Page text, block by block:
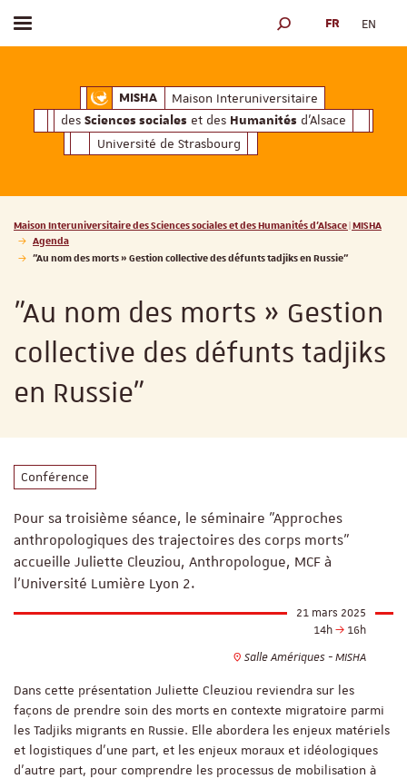
MISHAMaison Interuniversitaire des
Maison Interuniversitaire
des Sciences sociales et des Humanités d'Alsace
Université de Strasbourg
Afficher / masquer le menu MOTEUR DE
FR EN
Vous êtes ici :
Maison Interuniversitaire des Sciences sociales et des Humanités d'Alsace | MISHA
Agenda
"Au nom des morts » Gestion collective des défunts tadjiks en Russie"
"Au nom des morts » Gestion
collective des défunts tadjiks
en Russie"
Conférence
Pour sa troisième séance, le séminaire "Approches
anthropologiques des trajectoires des corps morts"
accueille Juliette Cleuziou, Anthropologue, MCF à
l'Université Lumière Lyon 2.
21 mars 2025
14h
16h
Salle Amériques - MISHA
Dans cette présentation Juliette Cleuziou reviendra sur les
façons de prendre soin des morts en contexte migratoire parmi
les Tadjiks migrants en Russie. Elle abordera les enjeux matériels
et logistiques d'une part, et les enjeux moraux et idéologiques
d'autre part, pour comprendre les processus de mobilisation à